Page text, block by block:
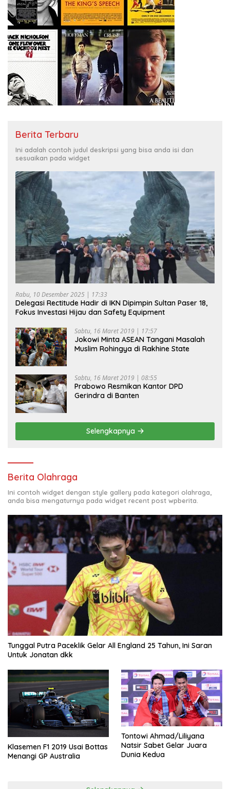
Berita Terbaru
Ini adalah contoh judul deskripsi yang bisa anda isi dan
sesuaikan pada widget
Rabu, 10 Desember 2025 | 17:33
Delegasi Rectitude Hadir di IKN Dipimpin Sultan Paser 18,
Fokus Investasi Hijau dan Safety Equipment
Sabtu, 16 Maret 2019 | 17:57
Jokowi Minta ASEAN Tangani Masalah
Muslim Rohingya di Rakhine State
Sabtu, 16 Maret 2019 | 08:55
Prabowo Resmikan Kantor DPD
Gerindra di Banten
Selengkapnya
Berita Olahraga
Ini contoh widget dengan style gallery pada kategori olahraga,
anda bisa mengaturnya pada widget recent post wpberita.
Tunggal Putra Paceklik Gelar All England 25 Tahun, Ini Saran
Untuk Jonatan dkk
Klasemen F1 2019 Usai Bottas
Menangi GP Australia
Tontowi Ahmad/Liliyana
Natsir Sabet Gelar Juara
Dunia Kedua